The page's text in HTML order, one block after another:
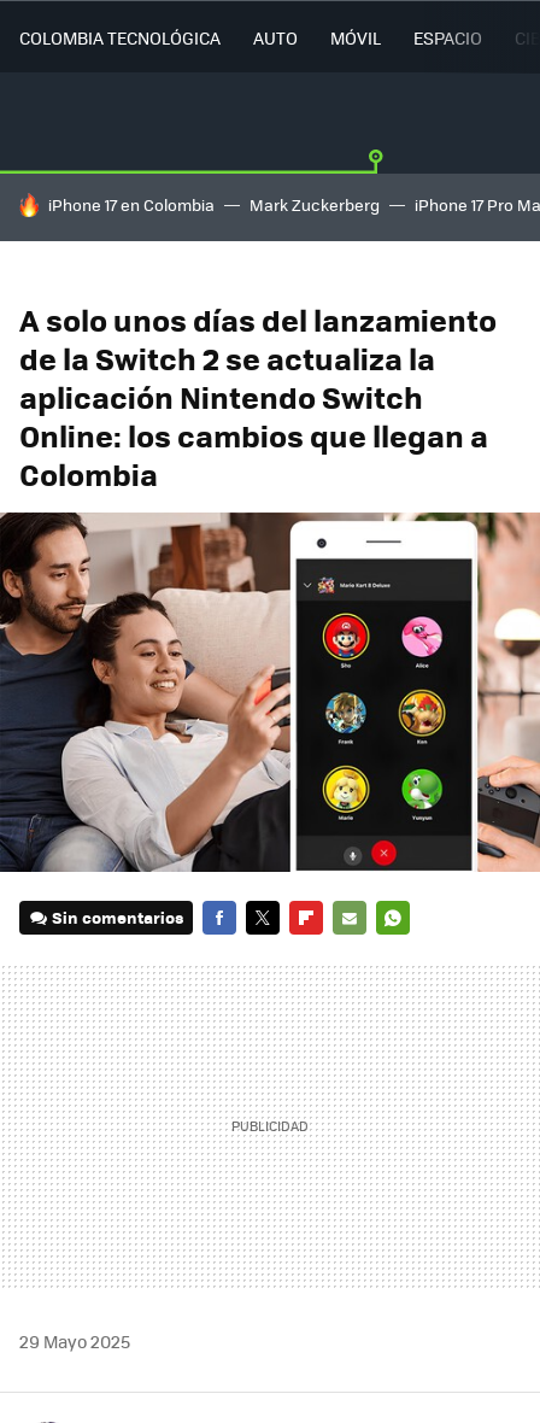
COLOMBIA TECNOLÓGICA AUTO MÓVIL ESPACIO
HOY SE HABLA DE
iPhone 17 en Colombia Mark Zuckerberg iPhone 17 Pro
A solo unos días del lanzamiento
de la Switch 2 se actualiza la
aplicación Nintendo Switch
Online: los cambios que llegan a
Colombia
Sin comentarios
MAIL
29 Mayo 2025